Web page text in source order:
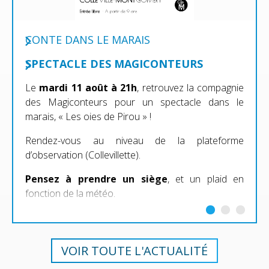
CONTE DANS LE MARAIS
SPECTACLE DES MAGICONTEURS
Le mardi 11 août à 21h, retrouvez la compagnie
des Magiconteurs pour un spectacle dans le
marais, « Les oies de Pirou » !
Rendez-vous au niveau de la plateforme
d’observation (Collevillette).
Pensez à prendre un siège, et un plaid en
fonction de la météo.
VOIR TOUTE L'ACTUALITÉ